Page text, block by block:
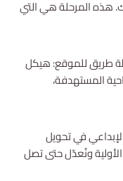
هذه المرحلة هي التي
طريق للموقع: هيكل
المستهدفة،
في تحويل
الأولية ونُعدّل حتى تصل